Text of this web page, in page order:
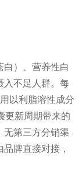
白）、营养性白
入不足人群。每
以利脂溶性成分
更新周期带来的
无第三方分销渠
牌直接对接，